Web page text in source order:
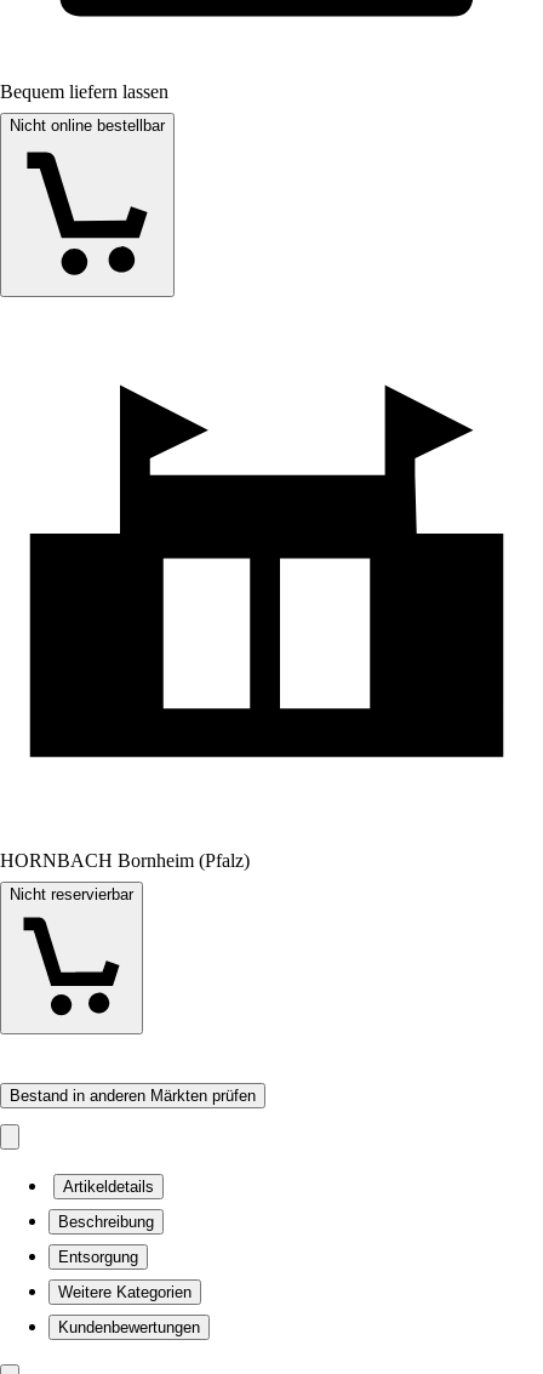
Bequem liefern lassen
Nicht online bestellbar
HORNBACH Bornheim (Pfalz)
Nicht reservierbar
Bestand in anderen Märkten prüfen
Artikeldetails
Beschreibung
Entsorgung
Weitere Kategorien
Kundenbewertungen